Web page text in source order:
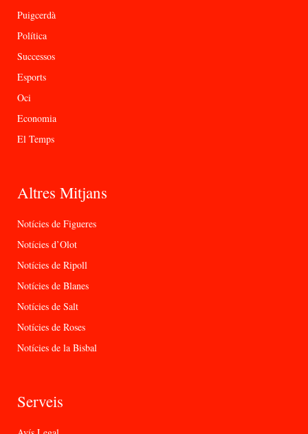
Puigcerdà
Política
Successos
Esports
Oci
Economia
El Temps
Altres Mitjans
Notícies de Figueres
Notícies d’Olot
Notícies de Ripoll
Notícies de Blanes
Notícies de Salt
Notícies de Roses
Notícies de la Bisbal
Serveis